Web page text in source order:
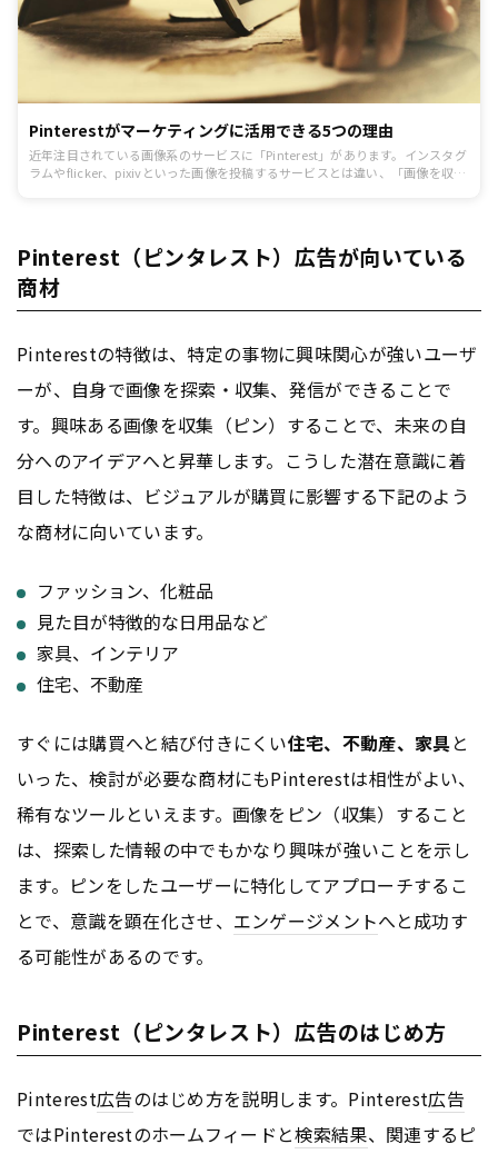
Pinterestがマーケティングに活用できる5つの理由
近年注目されている画像系のサービスに「Pinterest」があります。インスタグ
ラムやflicker、pixivといった画像を投稿するサービスとは違い、「画像を収集
Pinterest（ピンタレスト）広告が向いている
商材
Pinterestの特徴は、特定の事物に興味関心が強いユーザ
ーが、自身で画像を探索・収集、発信ができることで
す。興味ある画像を収集（ピン）することで、未来の自
分へのアイデアへと昇華します。こうした潜在意識に着
目した特徴は、ビジュアルが購買に影響する下記のよう
な商材に向いています。
ファッション、化粧品
見た目が特徴的な日用品など
家具、インテリア
住宅、不動産
すぐには購買へと結び付きにくい住宅、不動産、家具と
いった、検討が必要な商材にもPinterestは相性がよい、
稀有なツールといえます。画像をピン（収集）すること
は、探索した情報の中でもかなり興味が強いことを示し
ます。ピンをしたユーザーに特化してアプローチするこ
とで、意識を顕在化させ、 エンゲージメントへと成功す
る可能性があるのです。
Pinterest（ピンタレスト）広告のはじめ方
Pinterest広告のはじめ方を説明します。Pinterest広告
ではPinterestのホームフィードと検索結果、関連するピ